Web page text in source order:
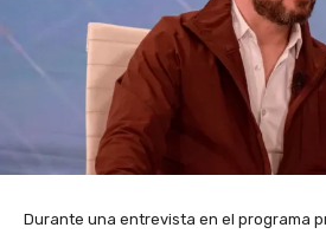
Durante una entrevista en el programa